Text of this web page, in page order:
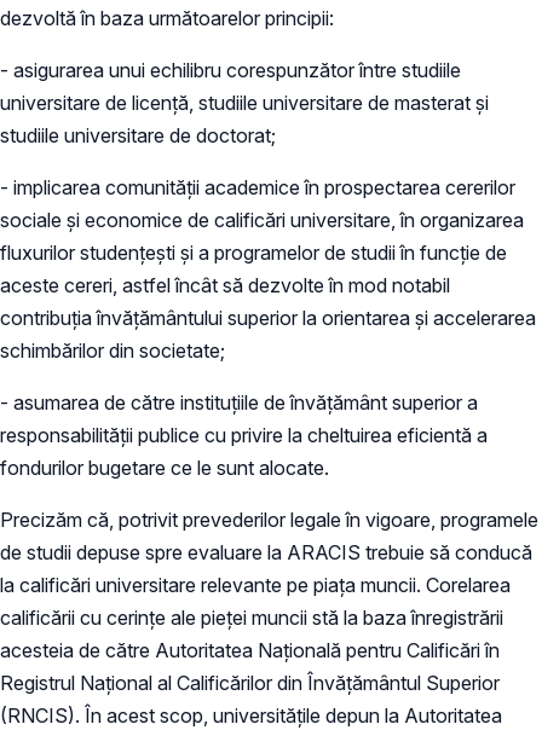
dezvoltă în baza următoarelor principii:
- asigurarea unui echilibru corespunzător între studiile
universitare de licență, studiile universitare de masterat și
studiile universitare de doctorat;
- implicarea comunității academice în prospectarea cererilor
sociale și economice de calificări universitare, în organizarea
fluxurilor studențești și a programelor de studii în funcție de
aceste cereri, astfel încât să dezvolte în mod notabil
contribuția învățământului superior la orientarea și accelerarea
schimbărilor din societate;
- asumarea de către instituțiile de învățământ superior a
responsabilității publice cu privire la cheltuirea eficientă a
fondurilor bugetare ce le sunt alocate.
Precizăm că, potrivit prevederilor legale în vigoare, programele
de studii depuse spre evaluare la ARACIS trebuie să conducă
la calificări universitare relevante pe piața muncii. Corelarea
calificării cu cerințe ale pieței muncii stă la baza înregistrării
acesteia de către Autoritatea Națională pentru Calificări în
Registrul Național al Calificărilor din Învățământul Superior
(RNCIS). În acest scop, universitățile depun la Autoritatea